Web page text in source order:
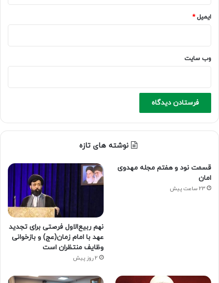
ایمیل*
وب‌ سایت
نوشته های تازه
قسمت نود و هفتم مجله مهدوی
امان
23 ساعت پیش
نهم ربیع‌الاول فرصتی برای تجدید
عهد با امام زمان(عج) و بازخوانی
وظایف منتظران است
2 روز پیش